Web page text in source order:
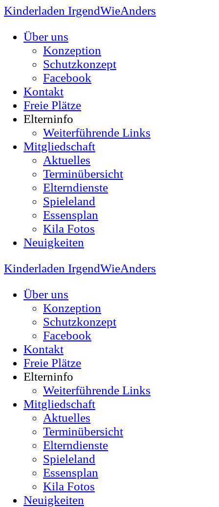
Kinderladen IrgendWieAnders
Über uns
Konzeption
Schutzkonzept
Facebook
Kontakt
Freie Plätze
Elterninfo
Weiterführende Links
Mitgliedschaft
Aktuelles
Terminübersicht
Elterndienste
Spieleland
Essensplan
Kila Fotos
Neuigkeiten
Kinderladen IrgendWieAnders
Über uns
Konzeption
Schutzkonzept
Facebook
Kontakt
Freie Plätze
Elterninfo
Weiterführende Links
Mitgliedschaft
Aktuelles
Terminübersicht
Elterndienste
Spieleland
Essensplan
Kila Fotos
Neuigkeiten